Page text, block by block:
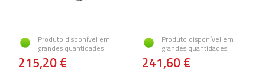
Produto disponível em
grandes quantidades
215,20 €
Produto disponível em
grandes quantidades
241,60 €